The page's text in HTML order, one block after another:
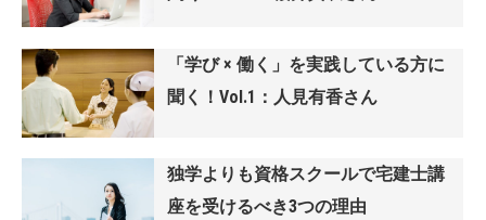
「学び × 働く」を実践している方に
聞く！Vol.1：人見有香さん
独学よりも資格スクールで宅建士講
座を受けるべき3つの理由